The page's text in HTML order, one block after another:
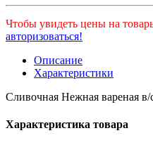
Чтобы увидеть цены на
авторизоваться!
Описание
Характеристики
Сливочная Нежная вареная в/
Характеристика товара